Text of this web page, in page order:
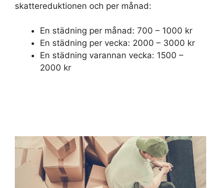
skattereduktionen och per månad:
En städning per månad: 700 – 1000 kr
En städning per vecka: 2000 – 3000 kr
En städning varannan vecka: 1500 –
2000 kr